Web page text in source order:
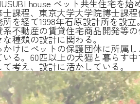
house ペット共生住宅を始
課程、東京大学大学院博士課
を経て1998年石原設計所を設立
不動産の賃貸住宅商品開発等
種類の設計に関わる。
けにペットの保護団体に所属
る。60匹以上の犬猫と暮らす
考え、設計に活かしている。